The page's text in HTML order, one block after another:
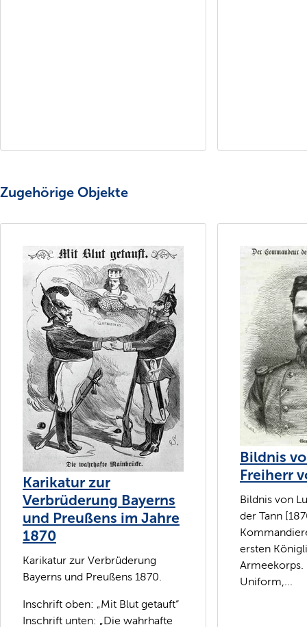
Zugehörige Objekte
Karikatur zur
Verbrüderung Bayerns
und Preußens im Jahre
1870
Karikatur zur Verbrüderung
Bayerns und Preußens 1870.
Inschrift oben: „Mit Blut getauft“
Inschrift unten: „Die wahrhafte
Bildnis
Freiherr
Bildnis von
der Tann
ersten
Armeekorps.
Uniform,...